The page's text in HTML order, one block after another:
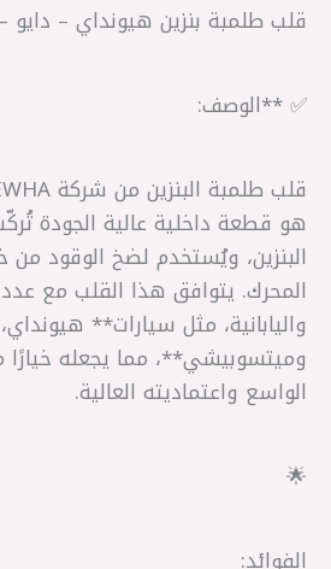
قلب طلمبة بنزين هيونداي –
✅ **الوصف:
هو قطعة داخلية عالية الجودة
البنزين، ويُستخدم لضخ الوقود من
المحرك. يتوافق هذا القلب مع عدد
واليابانية، مثل سيارات**
وميتسوبيشي**، مما يجعله خيارًا
الواسع واعتماديته العالية.
🌟
الفوائد: